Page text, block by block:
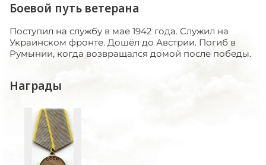
Боевой путь ветерана
Поступил на службу в мае 1942 года. Служил на
Украинском фронте. Дошёл до Австрии. Погиб в
Румынии, когда возвращался домой после победы.
Награды